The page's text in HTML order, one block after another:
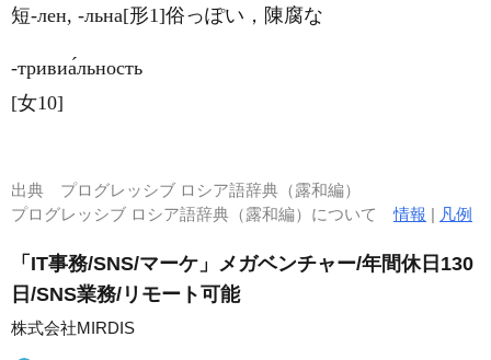
短-лен, -льна[形1]俗っぽい，陳腐な
‐тривиа́льность
[女10]
出典 プログレッシブ ロシア語辞典（露和編）
プログレッシブ ロシア語辞典（露和編）について情報 | 凡例
「IT事務/SNS/マーケ」メガベンチャー/年間休日130
日/SNS業務/リモート可能
株式会社MIRDIS